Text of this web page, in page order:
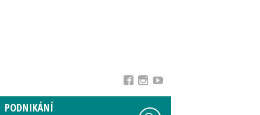
PODNIKÁNÍ